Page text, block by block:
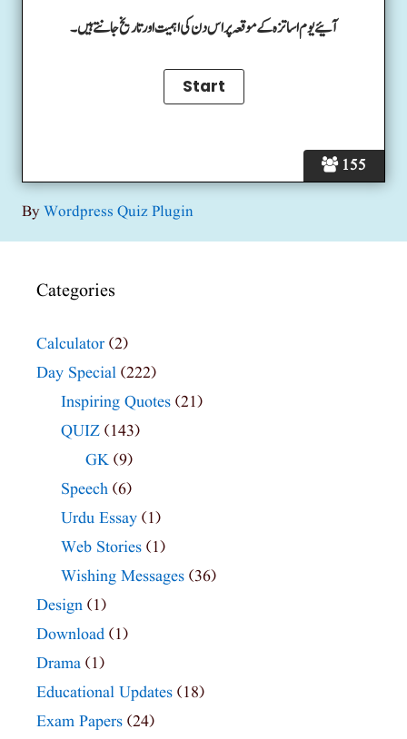
155
آئیے یوم اساتزہ کے موقعہ پر اس دن کی اہمیت اور تاریخ جانتے ہیں۔
ByWordpress Quiz Plugin
Categories
Calculator (2)
Day Special (222)
Inspiring Quotes (21)
QUIZ (143)
GK (9)
Speech (6)
Urdu Essay (1)
Web Stories (1)
Wishing Messages (36)
Design (1)
Download (1)
Drama (1)
Educational Updates (18)
Exam Papers (24)